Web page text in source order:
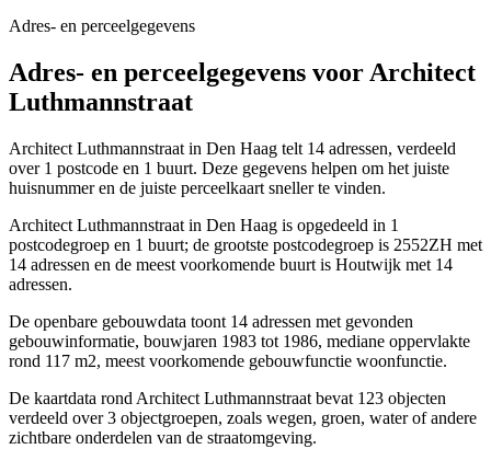
Adres- en perceelgegevens
Adres- en perceelgegevens voor Architect
Luthmannstraat
Architect Luthmannstraat in Den Haag telt 14 adressen, verdeeld
over 1 postcode en 1 buurt. Deze gegevens helpen om het juiste
huisnummer en de juiste perceelkaart sneller te vinden.
Architect Luthmannstraat in Den Haag is opgedeeld in 1
postcodegroep en 1 buurt; de grootste postcodegroep is 2552ZH met
14 adressen en de meest voorkomende buurt is Houtwijk met 14
adressen.
De openbare gebouwdata toont 14 adressen met gevonden
gebouwinformatie, bouwjaren 1983 tot 1986, mediane oppervlakte
rond 117 m2, meest voorkomende gebouwfunctie woonfunctie.
De kaartdata rond Architect Luthmannstraat bevat 123 objecten
verdeeld over 3 objectgroepen, zoals wegen, groen, water of andere
zichtbare onderdelen van de straatomgeving.